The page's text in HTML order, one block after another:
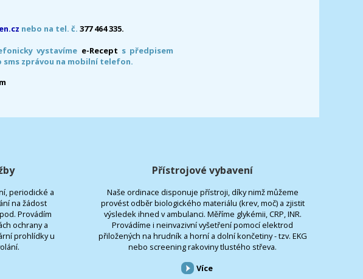
nebo na tel. č. 377 464 335.
vystavíme e-Recept s předpisem
sms zprávou na mobilní telefon.
periodické a
na žádost
Provádím
ochrany a
prohlídky u
Přístrojové vybavení
Naše ordinace disponuje přístroji, díky nimž můžeme
provést odběr biologického materiálu (krev, moč) a zjistit
výsledek ihned v ambulanci. Měříme glykémii, CRP, INR.
Provádíme i neinvazivní vyšetření pomocí elektrod
přiložených na hrudník a horní a dolní končetiny - tzv. EKG
nebo screening rakoviny tlustého střeva.
Více